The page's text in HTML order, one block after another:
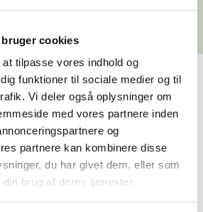
bruger cookies
tilpasse vores indhold og
funktioner til sociale medier og til
Vi deler også oplysninger om
med vores partnere inden
og
partnere kan kombinere disse
du har givet dem, eller som
brug af deres tjenester.
brug for hjælp?
dig. Du er velkommen til at kontakte
eller brug for assistance.
59 45 10 14
nærmeste afdeling